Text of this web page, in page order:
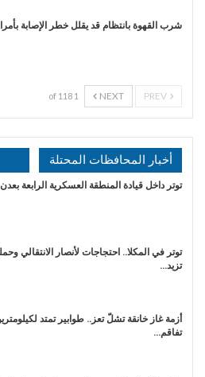
شرب القهوة بانتظام قد يقلل خطر الإصابة
NEXT
1 of 118
أخبار المحافظات المحتلة
توتر داخل قيادة المنطقة العسكرية الرابعة
توتر في المكلا.. احتجاجات لأنصار الانتقالي
تزيد…
أزمة غاز خانقة تشلّ تعز.. طوابير تمتد
تفاقم…